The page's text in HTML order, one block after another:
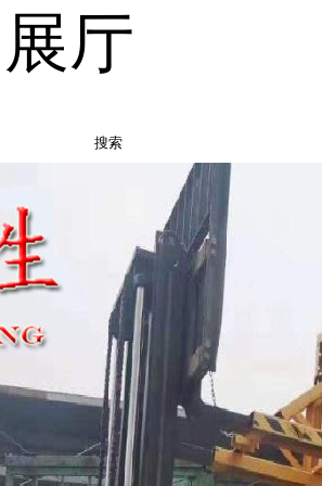
厅
搜索